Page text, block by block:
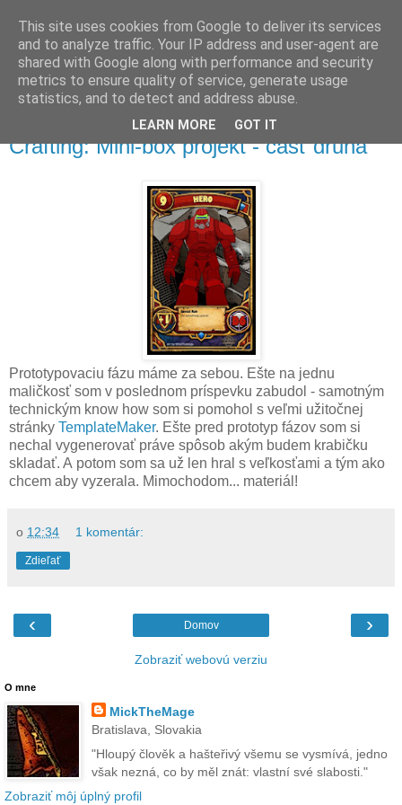
pondelok 9. marca 2026
Crafting: Mini-box projekt - časť druhá
Prototypovaciu fázu máme za sebou. Ešte na jednu
maličkosť som v poslednom príspevku zabudol - samotným
technickým know how som si pomohol s veľmi užitočnej
stránky TemplateMaker. Ešte pred prototyp fázov som si
nechal vygenerovať práve spôsob akým budem krabičku
skladať. A potom som sa už len hral s veľkosťami a tým ako
chcem aby vyzerala. Mimochodom... materiál!
o 12:34 1 komentár:
Zdieľať
‹ ›
Domov
Zobraziť webovú verziu
O mne
MickTheMage
Bratislava, Slovakia
"Hloupý člověk a hašteřivý všemu se vysmívá, jedno
však nezná, co by měl znát: vlastní své slabosti."
Zobraziť môj úplný profil
This site uses cookies from Google to deliver its services
and to analyze traffic. Your IP address and user-agent are
shared with Google along with performance and security
metrics to ensure quality of service, generate usage
statistics, and to detect and address abuse.
LEARN MORE GOT IT